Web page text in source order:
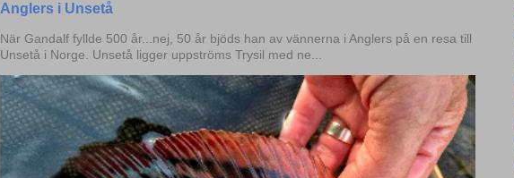
Anglers i Unsetå
När Gandalf fyllde 500 år...nej, 50 år bjöds han av vännerna i Anglers på en resa till
Unsetå i Norge. Unsetå ligger uppströms Trysil med ne...